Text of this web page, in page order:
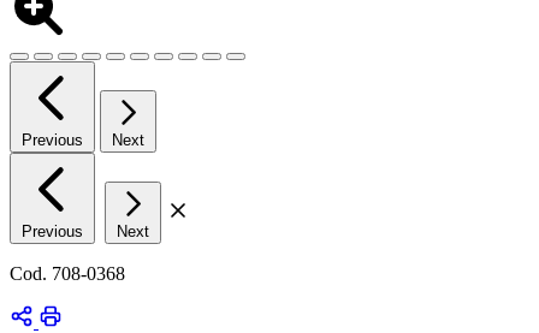
Previous Next
Previous Next
Cod. 708-0368